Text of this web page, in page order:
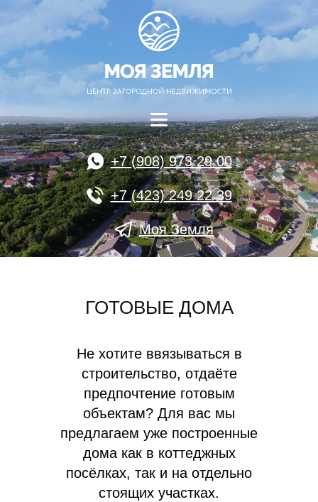
+7 (908) 973 29 00
+7 (423) 249 22 39
Моя Земля
ГОТОВЫЕ ДОМА
Не хотите ввязываться в
строительство, отдаёте
предпочтение готовым
объектам? Для вас мы
предлагаем уже построенные
дома как в коттеджных
посёлках, так и на отдельно
стоящих участках.